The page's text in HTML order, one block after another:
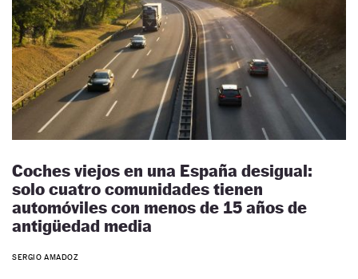
Coches viejos en una España desigual:
solo cuatro comunidades tienen
automóviles con menos de 15 años de
antigüedad media
SERGIO AMADOZ